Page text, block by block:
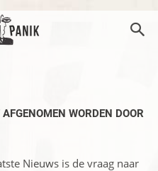
WORDEN DOOR
Nieuws is de vraag naar